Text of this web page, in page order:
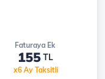
Faturaya Ek
155 TL
x6 Ay Taksitli